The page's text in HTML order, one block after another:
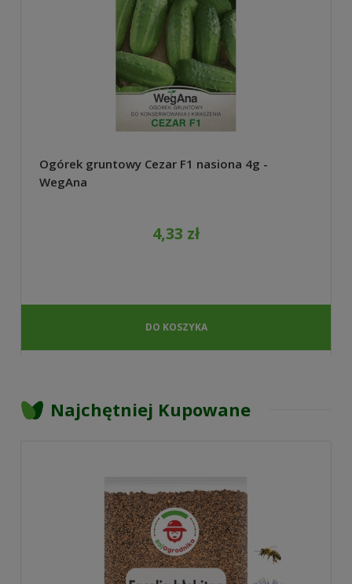
Ogórek gruntowy Cezar F1 nasiona 4g -
WegAna
4,33 zł
DO KOSZYKA
Najchętniej Kupowane